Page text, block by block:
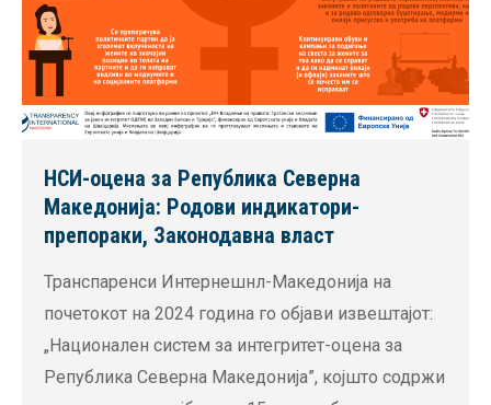
НСИ-оцена за Република Северна
Македонија: Родови индикатори-
препораки, Законодавна власт
Транспаренси Интернешнл-Македонија на
почетокот на 2024 година го објави извештајот:
„Национален систем за интегритет-оцена за
Република Северна Македонија”, којшто содржи